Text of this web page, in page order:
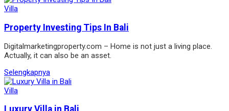
Villa
Property Investing Tips In Bali
Digitalmarketingproperty.com – Home is not just a living place.
Actually, it can also be an asset.
Selengkapnya
Villa